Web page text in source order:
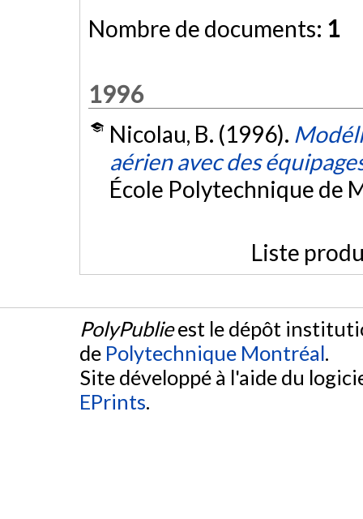
Nombre de documents: 1
1996
Nicolau, B. (1996).
aérien avec des
École Polytechnique de
Liste
PolyPublieest le dépôt
de Polytechnique Montréal.
Site développé à l'aide du
EPrints.